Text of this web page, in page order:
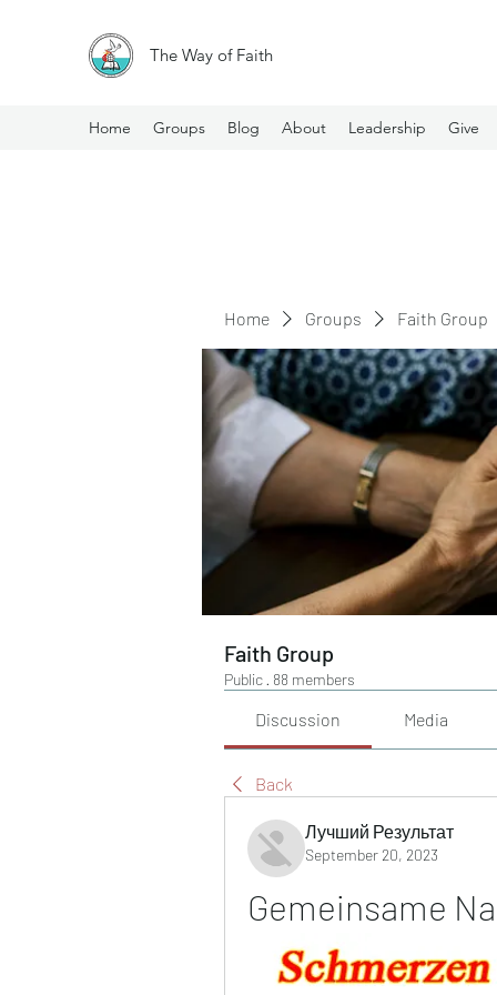
The Way of Faith
Home Groups Blog About Leadership Give
Home Groups Faith Group
Faith Group
Public · 88 members
Discussion Media
Back
Лучший Результат
September 20, 2023
Gemeinsame